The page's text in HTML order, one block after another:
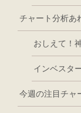
チャート分析あ
おしえて！
インベスタ
今週の注目チャ